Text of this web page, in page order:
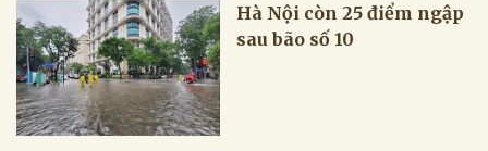
Hà Nội còn 25 điểm ngập
sau bão số 10